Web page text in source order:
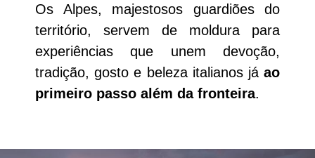
Os Alpes, majestosos guardiões do
território, servem de moldura para
experiências que unem devoção,
tradição, gosto e beleza italianos já ao
primeiro passo além da fronteira.